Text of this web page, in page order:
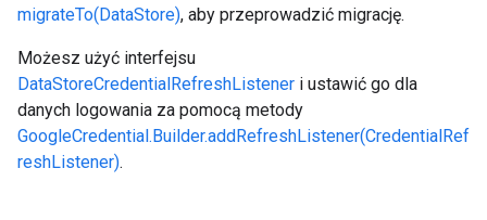
migrateTo(DataStore), aby przeprowadzić migrację.
Możesz użyć interfejsu
DataStoreCredentialRefreshListener i ustawić go dla
danych logowania za pomocą metody
GoogleCredential.Builder.addRefreshListener(CredentialRef
reshListener).